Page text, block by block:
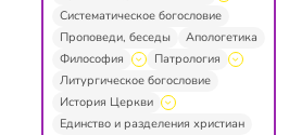
Систематическое богословие
Проповеди, беседы
Апологетика
Философия
Патрология
Литургическое богословие
История Церкви
Единство и разделения христиан